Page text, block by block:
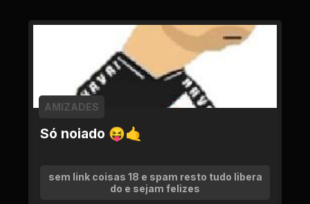
Só noiado 😝🤙
AMIZADES
sem link coisas 18 e spam resto tudo libera
do e sejam felizes